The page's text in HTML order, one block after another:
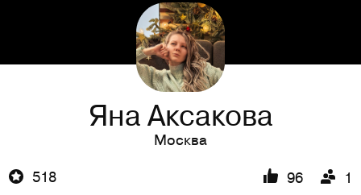
Яна Аксакова
Москва
518
96 1